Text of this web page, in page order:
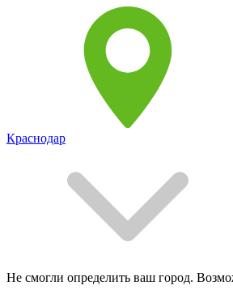
Краснодар
Не смогли определить ваш город.